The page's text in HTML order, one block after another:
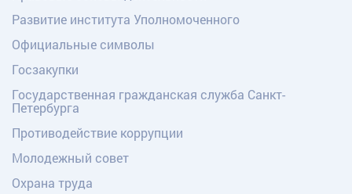
Развитие института Уполномоченного
Официальные символы
Госзакупки
Государственная гражданская служба Санкт-
Петербурга
Противодействие коррупции
Молодежный совет
Охрана труда